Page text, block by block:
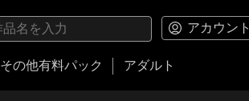
アカウント
その他有料パック アダルト